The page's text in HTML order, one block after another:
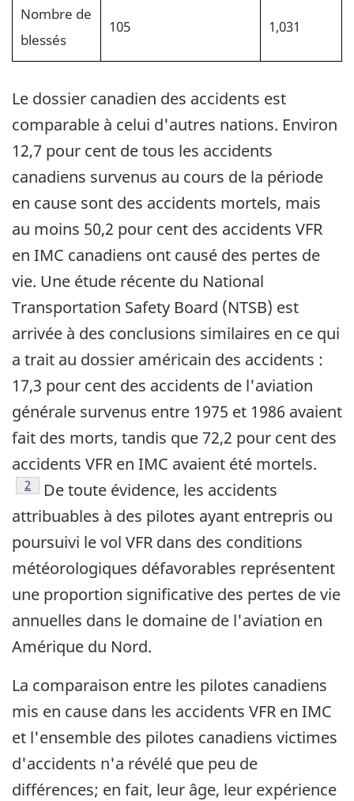
Nombre de
blessés
105 1,031
Le dossier canadien des accidents est
comparable à celui d'autres nations. Environ
12,7 pour cent de tous les accidents
canadiens survenus au cours de la période
en cause sont des accidents mortels, mais
au moins 50,2 pour cent des accidents VFR
en IMC canadiens ont causé des pertes de
vie. Une étude récente du National
Transportation Safety Board (NTSB) est
arrivée à des conclusions similaires en ce qui
a trait au dossier américain des accidents :
17,3 pour cent des accidents de l'aviation
générale survenus entre 1975 et 1986 avaient
fait des morts, tandis que 72,2 pour cent des
accidents VFR en IMC avaient été mortels.
Note de bas de page
2
De toute évidence, les accidents
attribuables à des pilotes ayant entrepris ou
poursuivi le vol VFR dans des conditions
météorologiques défavorables représentent
une proportion significative des pertes de vie
annuelles dans le domaine de l'aviation en
Amérique du Nord.
La comparaison entre les pilotes canadiens
mis en cause dans les accidents VFR en IMC
et l'ensemble des pilotes canadiens victimes
d'accidents n'a révélé que peu de
différences; en fait, leur âge, leur expérience